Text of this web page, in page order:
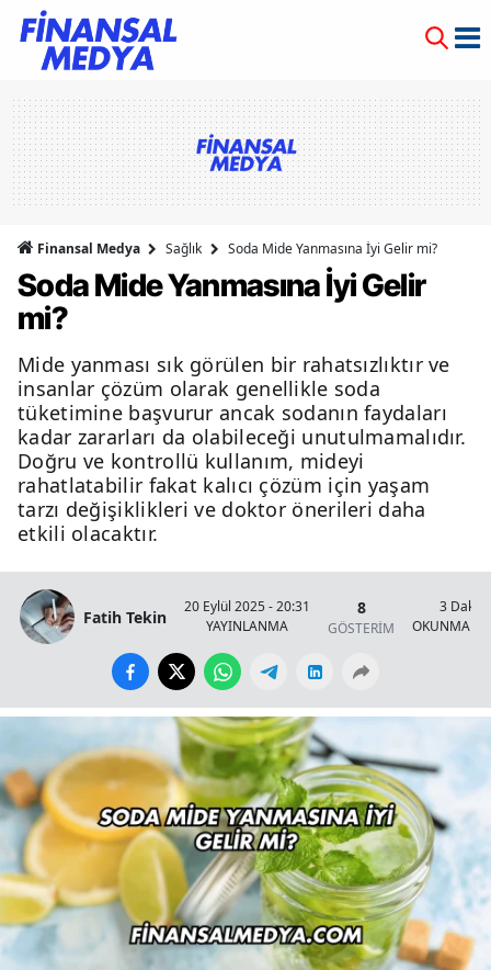
Finansal Medya Sağlık Soda Mide Yanmasına İyi Gelir mi?
Soda Mide Yanmasına İyi Gelir
mi?
Mide yanması sık görülen bir rahatsızlıktır ve
insanlar çözüm olarak genellikle soda
tüketimine başvurur ancak sodanın faydaları
kadar zararları da olabileceği unutulmamalıdır.
Doğru ve kontrollü kullanım, mideyi
rahatlatabilir fakat kalıcı çözüm için yaşam
tarzı değişiklikleri ve doktor önerileri daha
etkili olacaktır.
Fatih Tekin
20 Eylül 2025 - 20:31
YAYINLANMA
8
GÖSTERİM
3 Dakika
OKUNMA